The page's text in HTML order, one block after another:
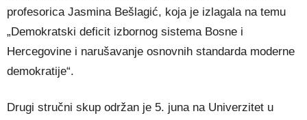
profesorica Jasmina Bešlagić, koja je izlagala na temu
„Demokratski deficit izbornog sistema Bosne i
Hercegovine i narušavanje osnovnih standarda moderne
demokratije“.
Drugi stručni skup održan je 5. juna na Univerzitet u